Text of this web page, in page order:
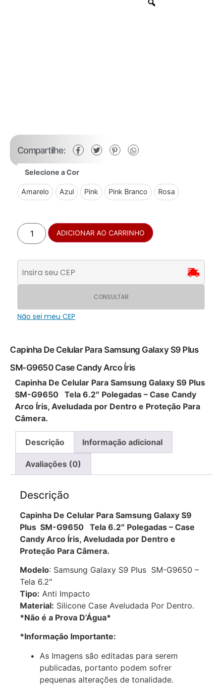
Capinha De Celular Para Samsung Galaxy S9 Plus
SM-G9650 Case Candy Arco Íris
Capinha De Celular Para Samsung Galaxy S9 Plus
SM-G9650 Tela 6.2″ Polegadas – Case Candy
Arco Íris, Aveludada por Dentro e Proteção Para
Câmera.
Descrição Informação adicional
Avaliações (0)
Descrição
Capinha De Celular Para Samsung Galaxy S9
Plus SM-G9650 Tela 6.2″ Polegadas – Case
Candy Arco Íris, Aveludada por Dentro e
Proteção Para Câmera.
Modelo: Samsung Galaxy S9 Plus SM-G9650 –
Tela 6.2″
Tipo: Anti Impacto
Material: Silicone Case Aveludada Por Dentro.
*Não é a Prova D’Água*
*Informação Importante:
As Imagens são editadas para serem
publicadas, portanto podem sofrer
pequenas alterações de tonalidade.
Compartilhe:
Selecione a Cor
Amarelo Azul Pink Pink Branco Rosa
ADICIONAR AO CARRINHO
CONSULTAR
Não sei meu CEP